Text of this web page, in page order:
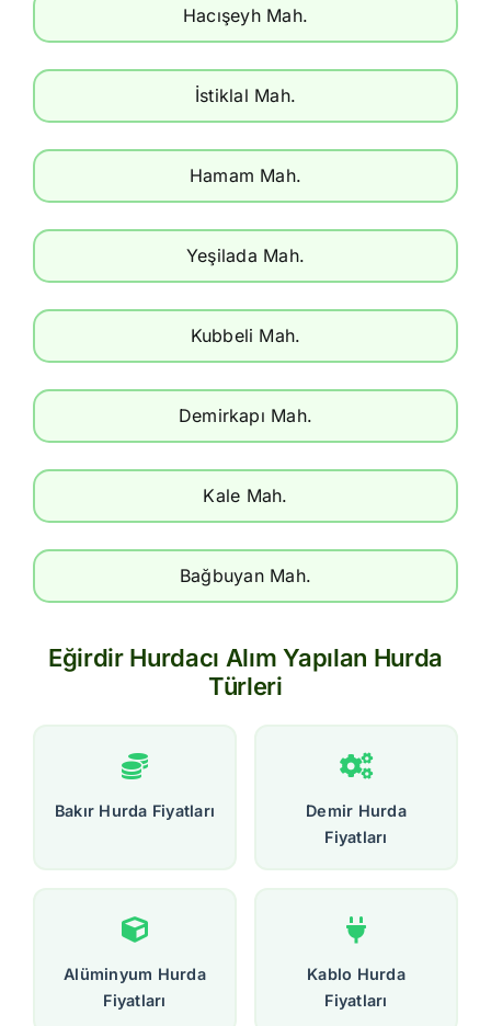
Hacışeyh Mah.
İstiklal Mah.
Hamam Mah.
Yeşilada Mah.
Kubbeli Mah.
Demirkapı Mah.
Kale Mah.
Bağbuyan Mah.
Eğirdir Hurdacı Alım Yapılan Hurda
Türleri
Bakır Hurda Fiyatları
Demir Hurda
Fiyatları
Alüminyum Hurda
Fiyatları
Kablo Hurda
Fiyatları